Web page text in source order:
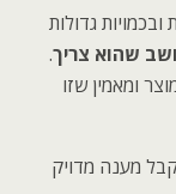
גדולות
שהוא צריך.
ומאמין שזו
מענה מדויק